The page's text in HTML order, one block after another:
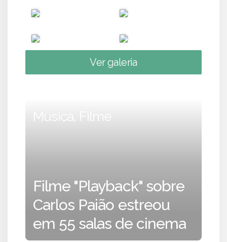
Ver galeria
Música, Filme
Filme "Playback" sobre
Carlos Paião estreou
em 55 salas de cinema